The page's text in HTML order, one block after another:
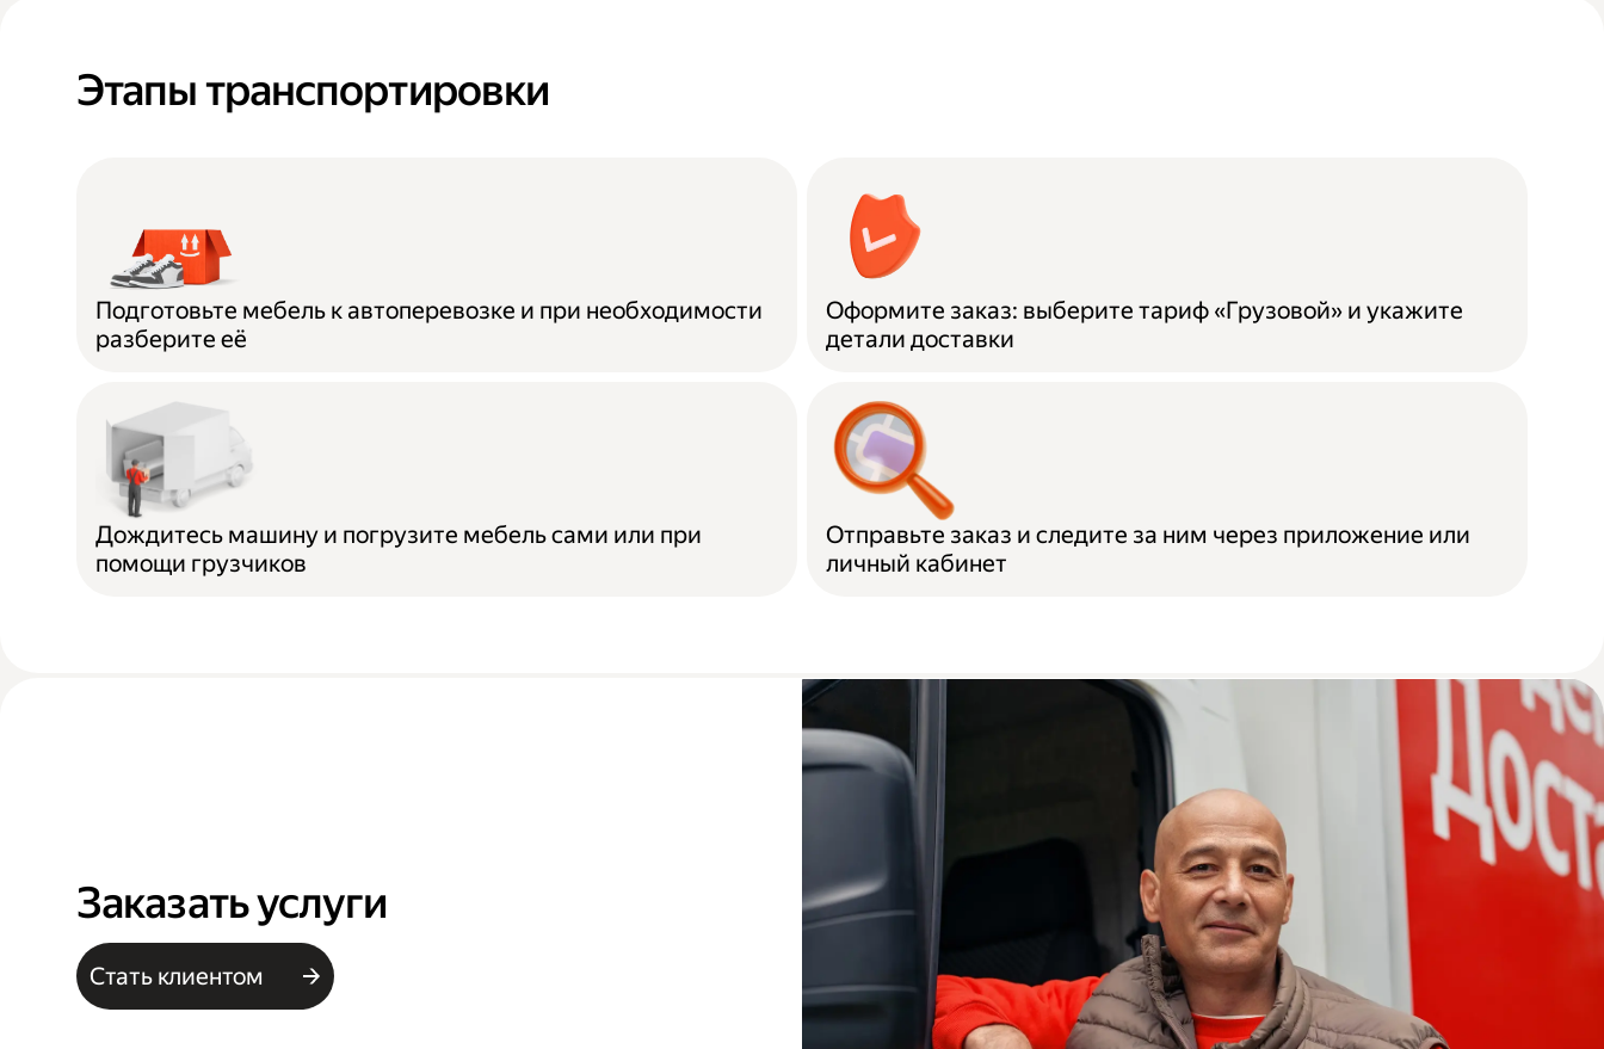
дома
Этапы транспортировки
Подготовьте мебель к автоперевозке и при необходимости
разберите её
Оформите заказ: выберите тариф «Грузовой» и укажите
детали доставки
Дождитесь машину и погрузите мебель сами или при
помощи грузчиков
Отправьте заказ и следите за ним через приложение или
личный кабинет
Заказать услуги
Стать клиентом